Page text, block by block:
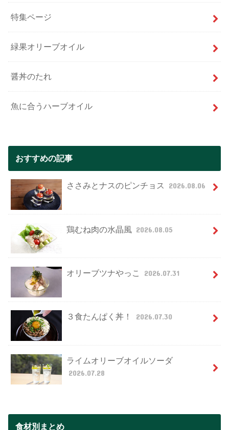
特集ページ
緑果オリーブオイル
醤丼のたれ
魚に合うハーブオイル
おすすめの記事
ささみとナスのピンチョス 2026.08.06
鶏むね肉の水晶風 2026.08.05
オリーブツナやっこ 2026.07.31
３食たんぱく丼！ 2026.07.30
ライムオリーブオイルソーダ
2026.07.28
食材別まとめ